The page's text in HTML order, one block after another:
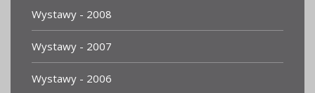
Wystawy - 2008
Wystawy - 2007
Wystawy - 2006